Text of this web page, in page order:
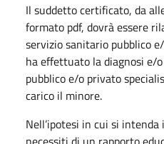
Il suddetto certificato, da
formato pdf, dovrà essere
servizio sanitario pubblico
ha effettuato la diagnosi e/
pubblico e/o privato
carico il minore.
Nell’ipotesi in cui si